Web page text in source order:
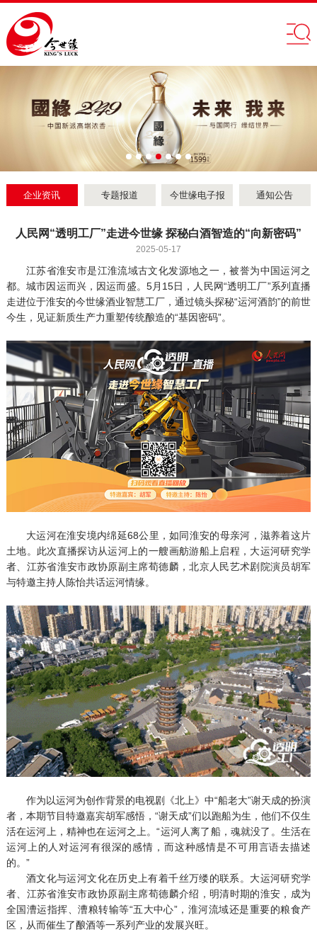
企业资讯 专题报道 今世缘电子报 通知公告
人民网“透明工厂”走进今世缘 探秘白酒智造的“向新密码”
2025-05-17
江苏省淮安市是江淮流域古文化发源地之一，被誉为中国运河之
都。城市因运而兴，因运而盛。5月15日，人民网“透明工厂”系列直播
走进位于淮安的今世缘酒业智慧工厂，通过镜头探秘“运河酒韵”的前世
今生，见证新质生产力重塑传统酿造的“基因密码”。
大运河在淮安境内绵延68公里，如同淮安的母亲河，滋养着这片
土地。此次直播探访从运河上的一艘画舫游船上启程，大运河研究学
者、江苏省淮安市政协原副主席荀德麟，北京人民艺术剧院演员胡军
与特邀主持人陈怡共话运河情缘。
作为以运河为创作背景的电视剧《北上》中“船老大”谢天成的扮演
者，本期节目特邀嘉宾胡军感悟，“谢天成”们以跑船为生，他们不仅生
活在运河上，精神也在运河之上。“运河人离了船，魂就没了。生活在
运河上的人对运河有很深的感情，而这种感情是不可用言语去描述
的。”
酒文化与运河文化在历史上有着千丝万缕的联系。大运河研究学
者、江苏省淮安市政协原副主席荀德麟介绍，明清时期的淮安，成为
全国漕运指挥、漕粮转输等“五大中心”，淮河流域还是重要的粮食产
区，从而催生了酿酒等一系列产业的发展兴旺。